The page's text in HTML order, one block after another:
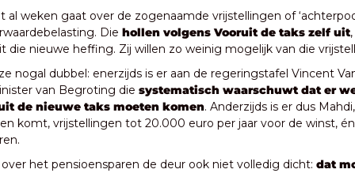
al weken gaat over de zogenaamde vrijstellingen of
Die hollen volgens Vooruit de taks zelf uit
die nieuwe heffing. Zij willen zo weinig mogelijk van die
nogal dubbel: enerzijds is er aan de regeringstafel Vincent
van Begroting die systematisch waarschuwt dat er
de nieuwe taks moeten komen. Anderzijds is er dus
komt, vrijstellingen tot 20.000 euro per jaar voor de winst,
het pensioensparen de deur ook niet volledig dicht: dat